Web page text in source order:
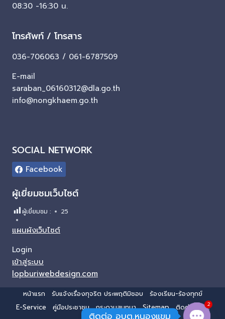
08:30 -16:30 น.
โทรศัพท์ / โทรสาร
036-706063 / 061-6787509
E-mail
saraban_06160312@dla.go.th
info@nongkhaem.go.th
SOCIAL NETWORK
Facebook
ผู้เยี่ยมชมเว็บไซต์
ผู้เยี่ยมชม : 25
แผนผังเว็บไซต์
Login
เข้าสู่ระบบ
lopburiwebdesign.com
หน้าแรก รับแจ้งเรื่องทุจริต ประพฤติมิชอบ
ร้องเรียน-ร้องทุกข์
E-Service
คู่มือประชาชน กระดานสนทนา Sitemap ติดต่อ อบต.
ติดต่อ อบต.หนองแขม
2